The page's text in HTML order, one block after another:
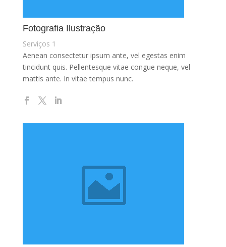
Fotografia Ilustração
Serviços 1
Aenean consectetur ipsum ante, vel egestas enim
tincidunt quis. Pellentesque vitae congue neque, vel
mattis ante. In vitae tempus nunc.